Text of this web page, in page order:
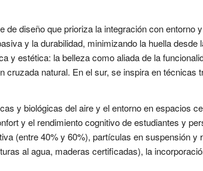
de diseño que prioriza la integración con
y la durabilidad, minimizando la huella
y estética: la belleza como aliada de la
cruzada natural. En el sur, se inspira en técnicas
y biológicas del aire y el entorno en espacios
y el rendimiento cognitivo de estudiantes y
(entre 40% y 60%), partículas en suspensión
al agua, maderas certificadas), la